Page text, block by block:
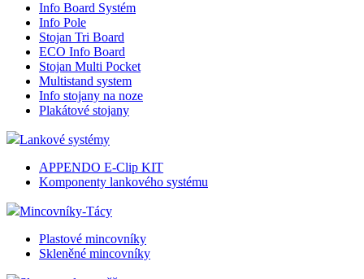
Info Board Systém
Info Pole
Stojan Tri Board
ECO Info Board
Stojan Multi Pocket
Multistand system
Info stojany na noze
Plakátové stojany
Lankové systémy
APPENDO E-Clip KIT
Komponenty lankového systému
Mincovníky-Tácy
Plastové mincovníky
Skleněné mincovníky